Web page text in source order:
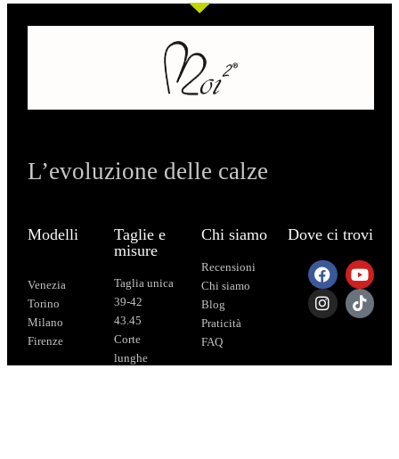
L’evoluzione delle calze
Modelli
Venezia
Torino
Milano
Firenze
Taglie e
misure
Taglia unica
39-42
43.45
Corte
lunghe
Chi siamo
Recensioni
Chi siamo
Blog
Praticità
FAQ
Dove ci trovi